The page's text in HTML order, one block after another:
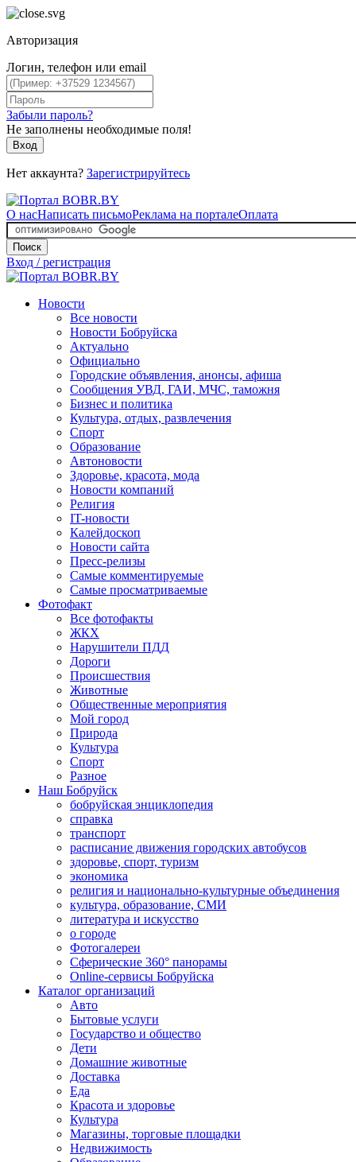
Авторизация
Логин, телефон или email
Забыли пароль?
Не заполнены необходимые поля!
Вход
Нет аккаунта? Зарегистрируйтесь
О насНаписать письмоРеклама на порталеОплата
Поиск
Вход / регистрация
Новости
Все новости
Новости Бобруйска
Актуально
Официально
Городские объявления, анонсы, афиша
Сообщения УВД, ГАИ, МЧС, таможня
Бизнес и политика
Культура, отдых, развлечения
Спорт
Образование
Автоновости
Здоровье, красота, мода
Новости компаний
Религия
IT-новости
Калейдоскоп
Новости сайта
Пресс-релизы
Самые комментируемые
Самые просматриваемые
Фотофакт
Все фотофакты
ЖКХ
Нарушители ПДД
Дороги
Происшествия
Животные
Общественные мероприятия
Мой город
Природа
Культура
Спорт
Разное
Наш Бобруйск
бобруйская энциклопедия
справка
транспорт
расписание движения городских автобусов
здоровье, спорт, туризм
экономика
религия и национально-культурные объединения
культура, образование, СМИ
литература и искусство
о городе
Фотогалереи
Сферические 360° панорамы
Online-сервисы Бобруйска
Каталог организаций
Авто
Бытовые услуги
Государство и общество
Дети
Домашние животные
Доставка
Еда
Красота и здоровье
Культура
Магазины, торговые площадки
Недвижимость